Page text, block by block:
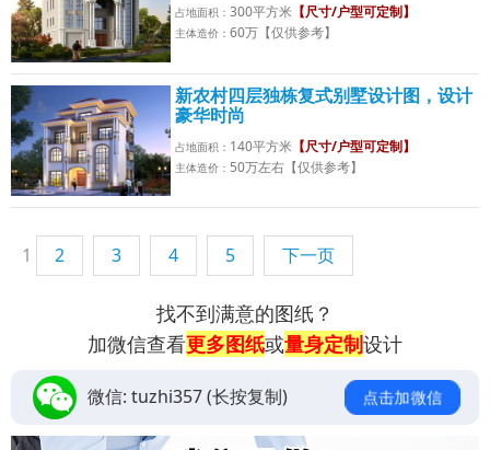
占地面积： 300平方米 【尺寸/户型可定制】
主体造价： 60万【仅供参考】
新农村四层独栋复式别墅设计图，设计
豪华时尚
占地面积： 140平方米 【尺寸/户型可定制】
主体造价： 50万左右【仅供参考】
1 2 3 4 5 下一页
找不到满意的图纸？
加微信查看更多图纸或量身定制设计
微信: tuzhi357(长按复制) 点击加微信